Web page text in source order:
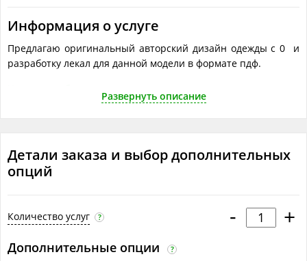
Информация о услуге
Предлагаю оригинальный авторский дизайн одежды с 0 и
разработку лекал для данной модели в формате пдф.
Развернуть описание
Детали заказа и выбор дополнительных
опций
- +
Количество услуг ?
Дополнительные опции ?